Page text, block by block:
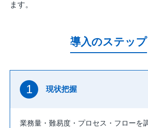
ます。
導入のステップ
1 現状把握
業務量・難易度・プロセス・フローを